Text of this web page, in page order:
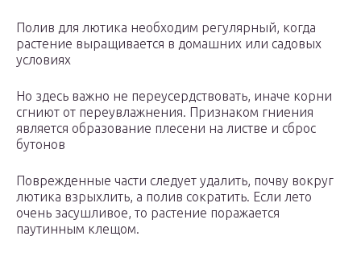
Полив для лютика необходим регулярный, когда
растение выращивается в домашних или садовых
условиях
Но здесь важно не переусердствовать, иначе корни
сгниют от переувлажнения. Признаком гниения
является образование плесени на листве и сброс
бутонов
Поврежденные части следует удалить, почву вокруг
лютика взрыхлить, а полив сократить. Если лето
очень засушливое, то растение поражается
паутинным клещом.